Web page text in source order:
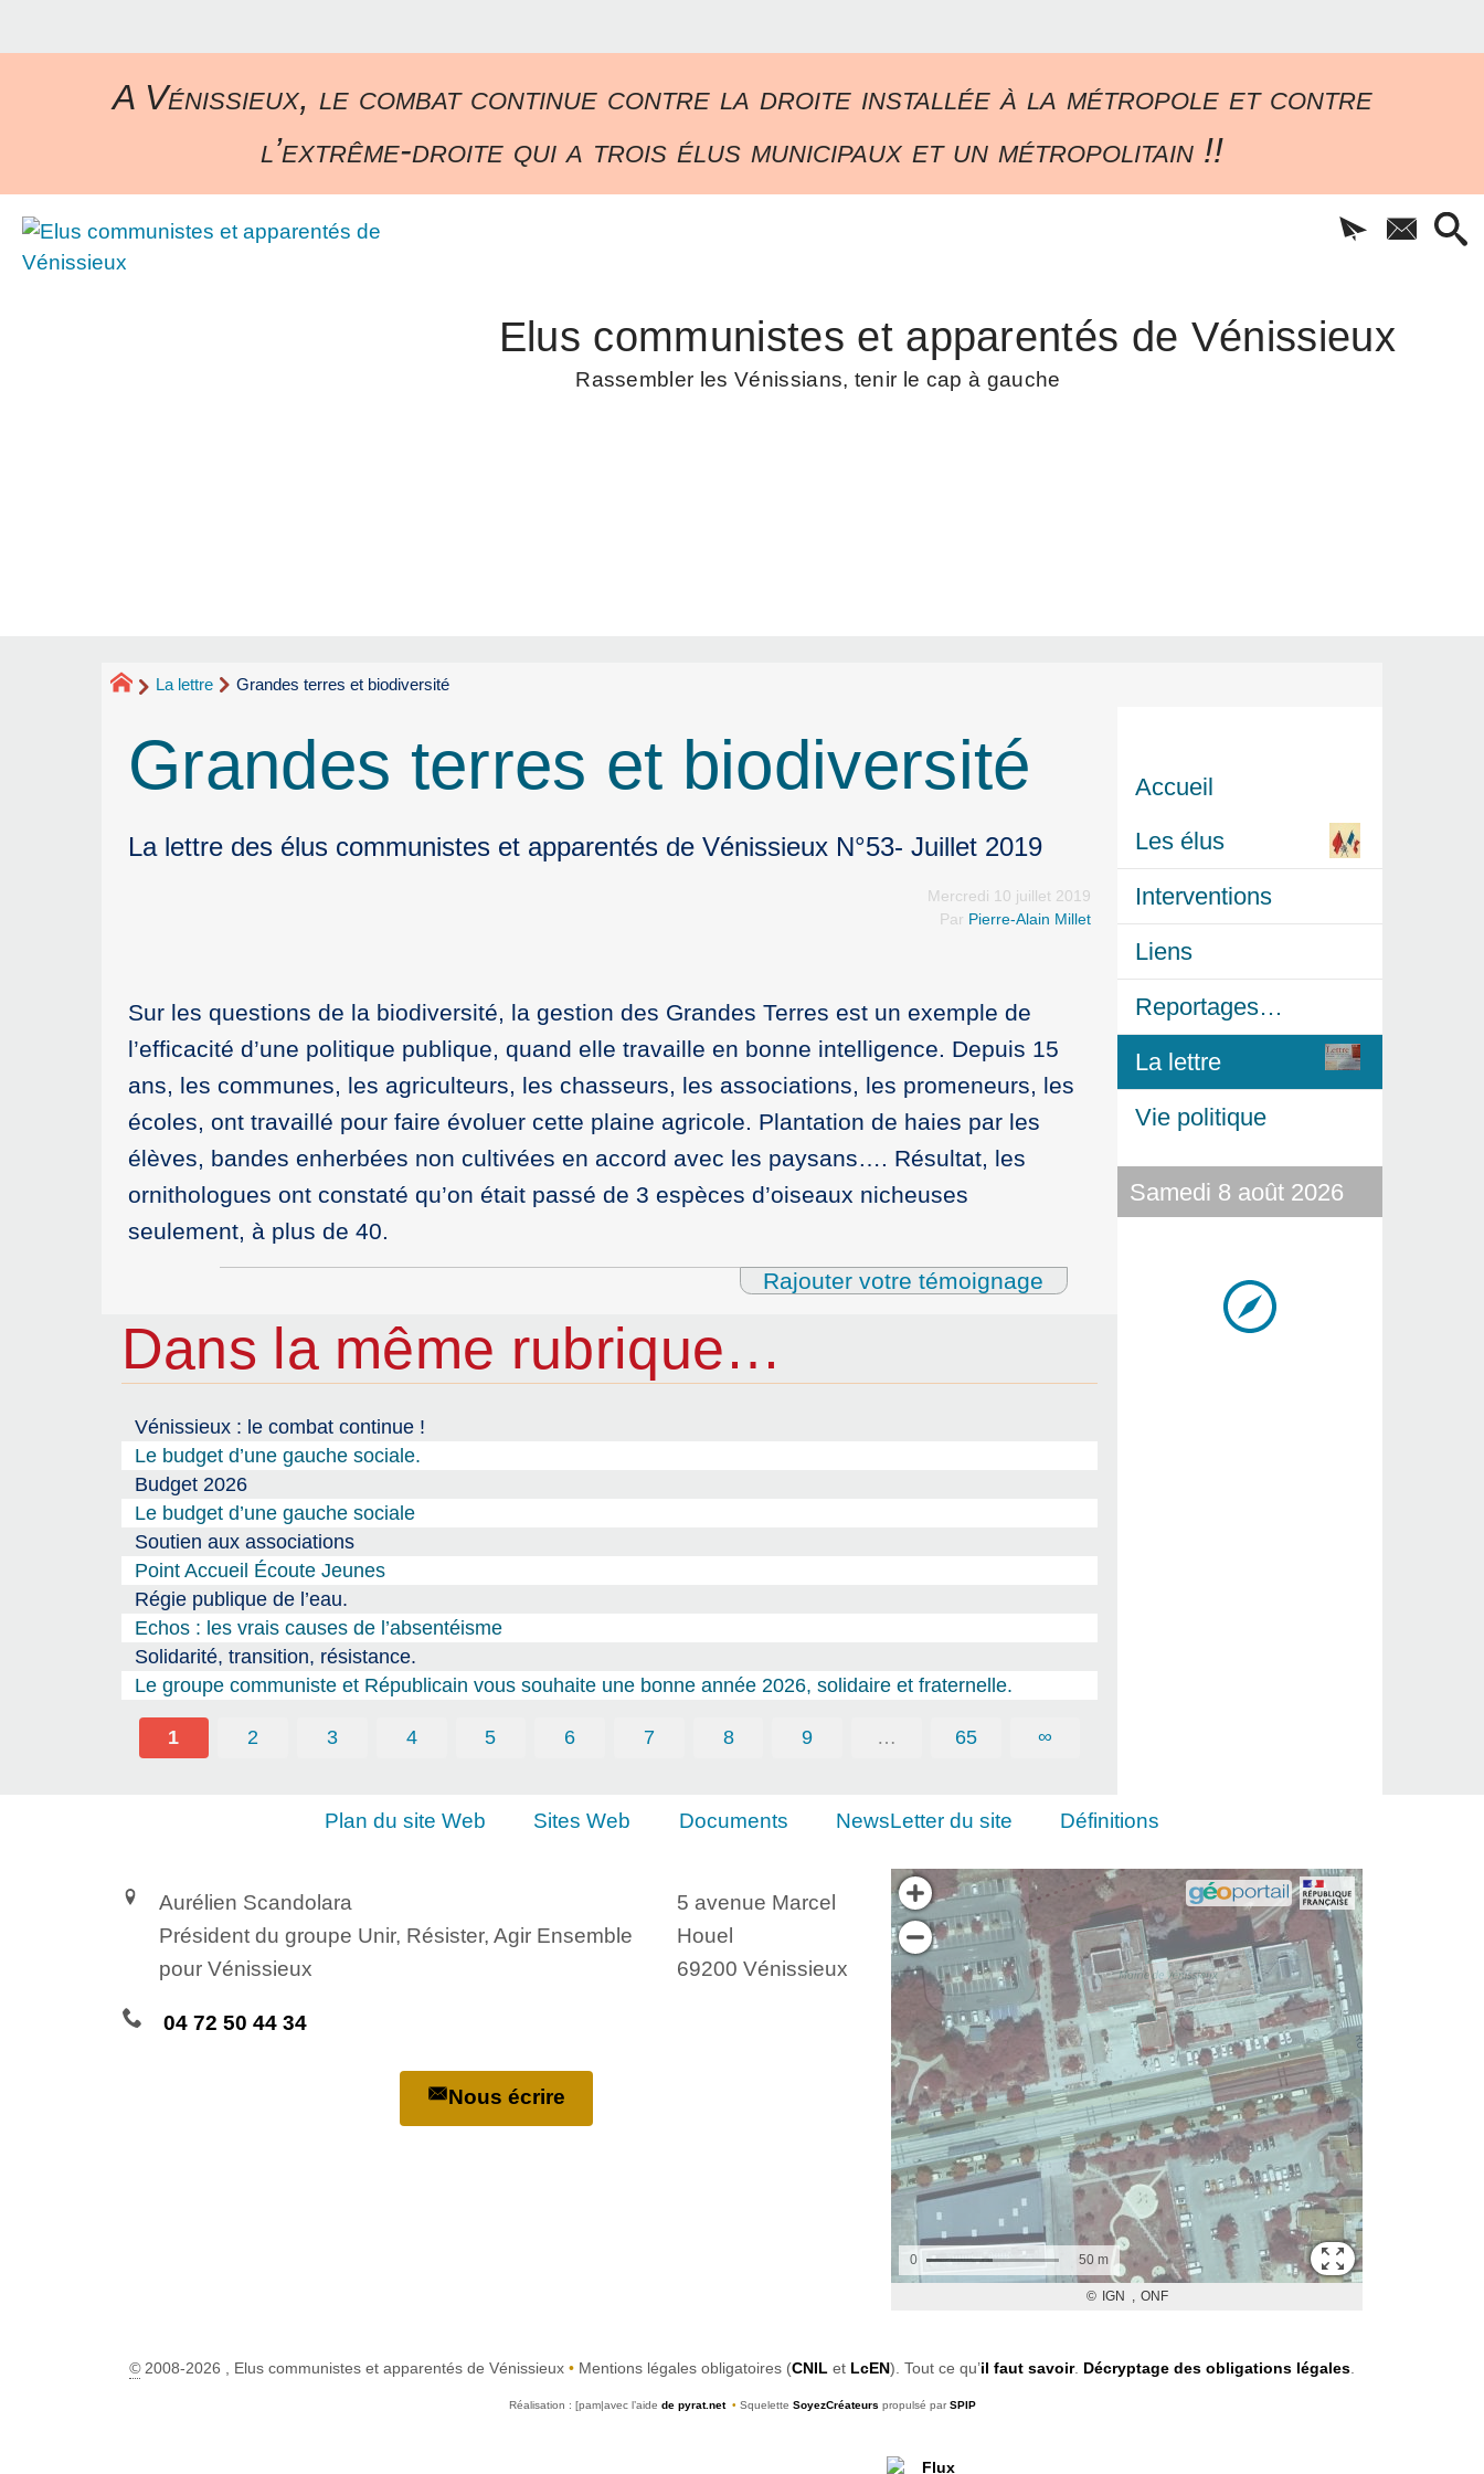
A Vénissieux, le combat continue contre la droite installée à la métropole et contre
l’extrême-droite qui a trois élus municipaux et un métropolitain !!
Elus communistes et apparentés de Vénissieux
Rassembler les Vénissians, tenir le cap à gauche
La lettre Grandes terres et biodiversité
Grandes terres et biodiversité
La lettre des élus communistes et apparentés de Vénissieux N°53- Juillet 2019
Mercredi 10 juillet 2019
Par Pierre-Alain Millet
Sur les questions de la biodiversité, la gestion des Grandes Terres est un exemple de
l’efficacité d’une politique publique, quand elle travaille en bonne intelligence. Depuis 15
ans, les communes, les agriculteurs, les chasseurs, les associations, les promeneurs, les
écoles, ont travaillé pour faire évoluer cette plaine agricole. Plantation de haies par les
élèves, bandes enherbées non cultivées en accord avec les paysans…. Résultat, les
ornithologues ont constaté qu’on était passé de 3 espèces d’oiseaux nicheuses
seulement, à plus de 40.
Rajouter votre témoignage
Dans la même rubrique…
Vénissieux : le combat continue !
Le budget d’une gauche sociale.
Budget 2026
Le budget d’une gauche sociale
Soutien aux associations
Point Accueil Écoute Jeunes
Régie publique de l’eau.
Echos : les vrais causes de l’absentéisme
Solidarité, transition, résistance.
Le groupe communiste et Républicain vous souhaite une bonne année 2026, solidaire et fraternelle.
1 2 3 4 5 6 7 8 9 … 65 ∞
Accueil
Les élus
Interventions
Liens
Reportages…
La lettre
Vie politique
Samedi 8 août 2026
Plan du site Web Sites Web Documents NewsLetter du site Définitions
Aurélien Scandolara
Président du groupe Unir, Résister, Agir Ensemble
pour Vénissieux
5 avenue Marcel
Houel
69200 Vénissieux
04 72 50 44 34
Nous écrire
©2008-2026 , Elus communistes et apparentés de Vénissieux • Mentions légales obligatoires (CNIL et LcEN). Tout ce qu’il faut savoir. Décryptage des obligations légales.
Réalisation : [pam|avec l’aide de pyrat.net • Squelette SoyezCréateurs propulsé par SPIP